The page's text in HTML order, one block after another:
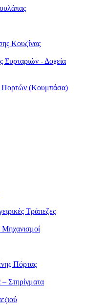
Κουζίνας
- Δοχεία
Πορτών (Κουμπάσα)
Τράπεζες
Πόρτας
Στηρίγματα